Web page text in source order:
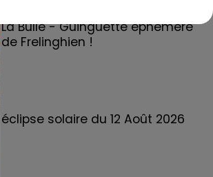
La Bulle - Guinguette éphémère
de Frelinghien !
éclipse solaire du 12 Août 2026